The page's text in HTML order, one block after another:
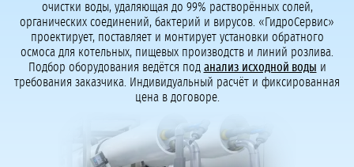
очистки воды, удаляющая до 99% растворённых солей,
органических соединений, бактерий и вирусов. «ГидроСервис»
проектирует, поставляет и монтирует установки обратного
осмоса для котельных, пищевых производств и линий розлива.
Подбор оборудования ведётся под анализ исходной воды и
требования заказчика. Индивидуальный расчёт и фиксированная
цена в договоре.